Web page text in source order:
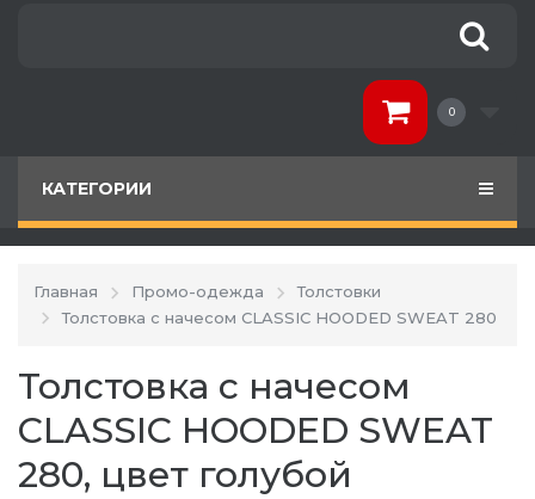
0
КАТЕГОРИИ
Главная Промо-одежда
Толстовки
Толстовка с начесом CLASSIC HOODED SWEAT 280
Толстовка с начесом
CLASSIC HOODED SWEAT
280, цвет голубой